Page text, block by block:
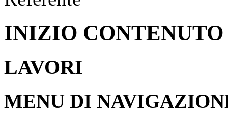
INIZIO CONTENUTO
LAVORI
MENU DI